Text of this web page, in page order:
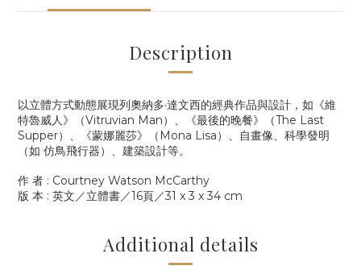
Description
以立體方式動態展現列奧納多·達文西的經典作品與設計，如《維
特魯威人》（Vitruvian Man）、《最後的晚餐》（The Last
Supper）、《蒙娜麗莎》（Mona Lisa）、自畫像、科學發明
（如 仿鳥飛行器）、建築設計等。
作 者 : Courtney Watson McCarthy
版 本 : 英文／立體書／16頁／31 x 3 x 34 cm
Additional details